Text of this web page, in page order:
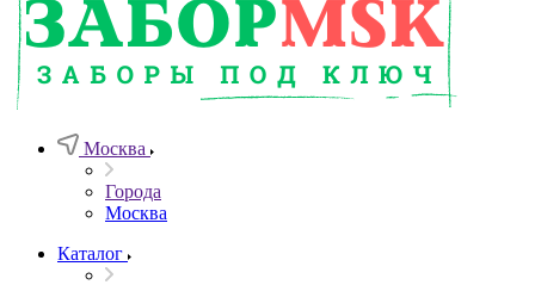
Москва
Города
Москва
Каталог